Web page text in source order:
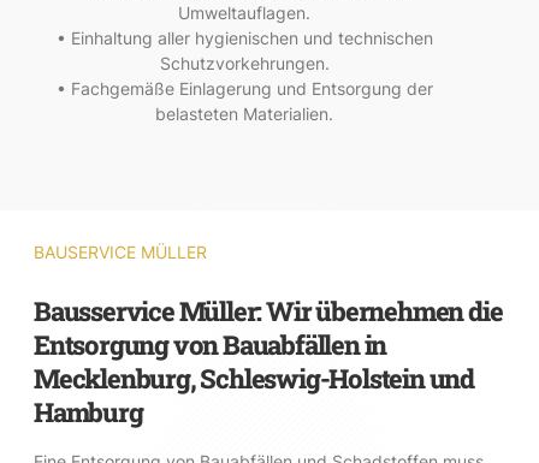
Umweltauflagen.
• Einhaltung aller hygienischen und technischen
Schutzvorkehrungen.
• Fachgemäße Einlagerung und Entsorgung der
belasteten Materialien.
BAUSERVICE MÜLLER
Bausservice Müller: Wir übernehmen die
Entsorgung von Bauabfällen in
Mecklenburg, Schleswig-Holstein und
Hamburg